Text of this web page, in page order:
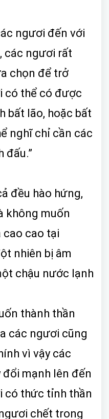
ngươi đến với
các ngươi rất
chọn để trở
có thể có được
bất lão, hoặc bất
nghĩ chỉ cần các
đấu.”
đều hào hứng,
không muốn
cao cao tại
nhiên bị âm
chậu nước lạnh
thành thần
các ngươi cũng
vì vậy các
mạnh lên đến
có thức tỉnh thần
chết trong